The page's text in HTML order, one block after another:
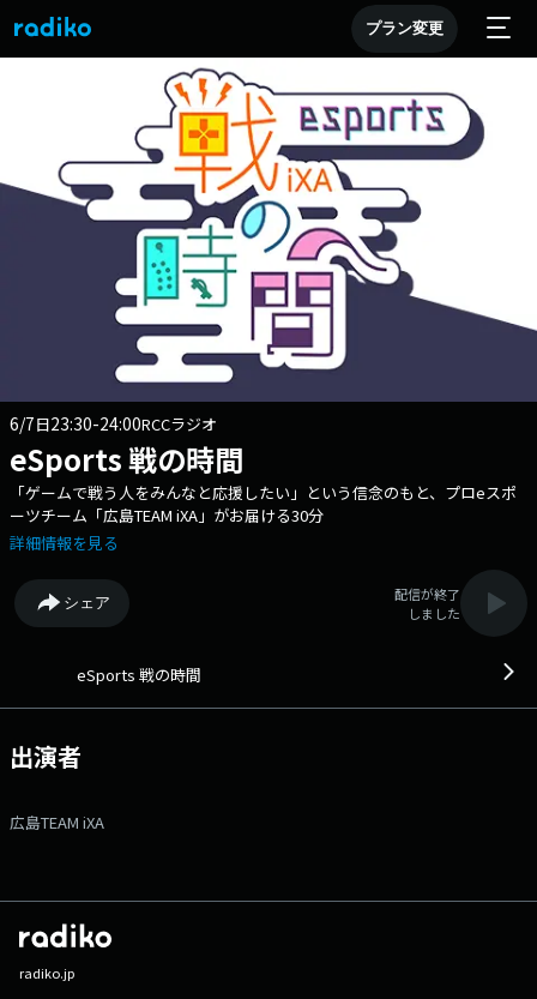
プラン変更
6/7日23:30-24:00RCCラジオ
eSports 戦の時間
「ゲームで戦う人をみんなと応援したい」という信念のもと、プロeスポ
ーツチーム「広島TEAM iXA」がお届ける30分
詳細情報を見る
シェア
配信が終了
しました
eSports 戦の時間
出演者
広島TEAM iXA
radiko.jp